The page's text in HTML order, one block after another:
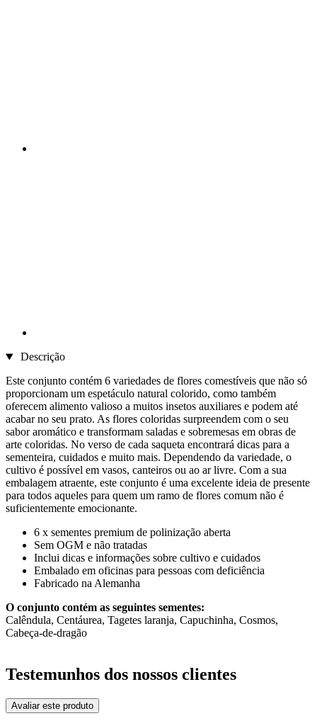
Descrição
Este conjunto contém 6 variedades de flores comestíveis que não só
proporcionam um espetáculo natural colorido, como também
oferecem alimento valioso a muitos insetos auxiliares e podem até
acabar no seu prato. As flores coloridas surpreendem com o seu
sabor aromático e transformam saladas e sobremesas em obras de
arte coloridas. No verso de cada saqueta encontrará dicas para a
sementeira, cuidados e muito mais. Dependendo da variedade, o
cultivo é possível em vasos, canteiros ou ao ar livre. Com a sua
embalagem atraente, este conjunto é uma excelente ideia de presente
para todos aqueles para quem um ramo de flores comum não é
suficientemente emocionante.
6 x sementes premium de polinização aberta
Sem OGM e não tratadas
Inclui dicas e informações sobre cultivo e cuidados
Embalado em oficinas para pessoas com deficiência
Fabricado na Alemanha
O conjunto contém as seguintes sementes:
Calêndula, Centáurea, Tagetes laranja, Capuchinha, Cosmos,
Cabeça-de-dragão
Testemunhos dos nossos clientes
Avaliar este produto